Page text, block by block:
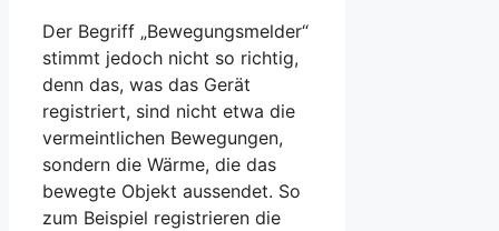
Der Begriff „Bewegungsmelder“
stimmt jedoch nicht so richtig,
denn das, was das Gerät
registriert, sind nicht etwa die
vermeintlichen Bewegungen,
sondern die Wärme, die das
bewegte Objekt aussendet. So
zum Beispiel registrieren die